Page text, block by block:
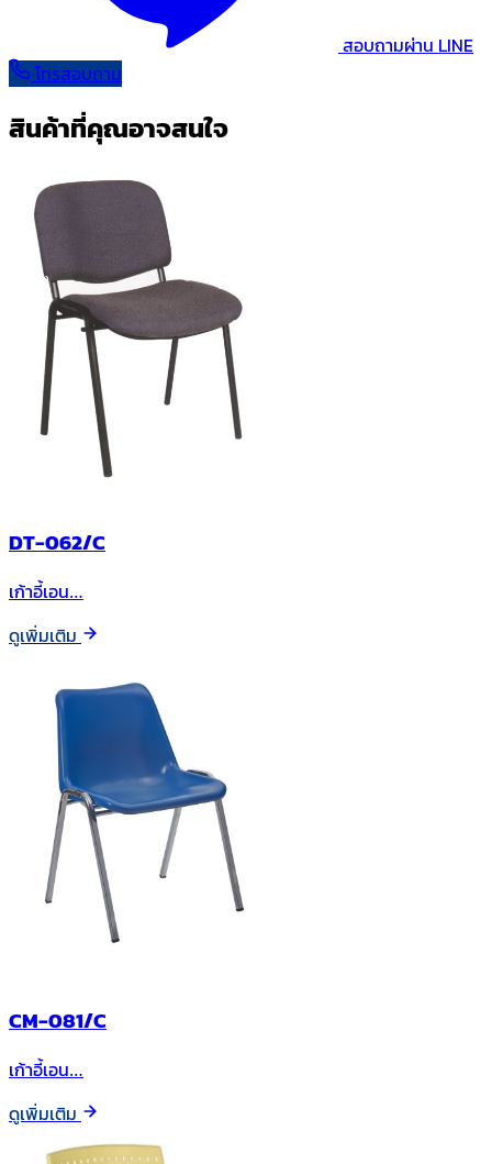
สอบถามผ่าน LINE
โทรสอบถาม
สินค้าที่คุณอาจสนใจ
DT-062/C
เก้าอี้เอน…
ดูเพิ่มเติม
CM-081/C
เก้าอี้เอน…
ดูเพิ่มเติม